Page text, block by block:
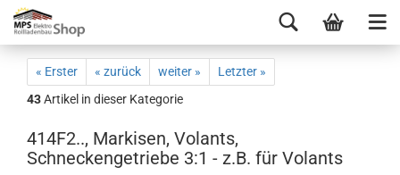
« Erster « zurück weiter »
Letzter »
43Artikel in dieser Kategorie
414F2.., Markisen, Volants,
Schneckengetriebe 3:1 - z.B. für Volants